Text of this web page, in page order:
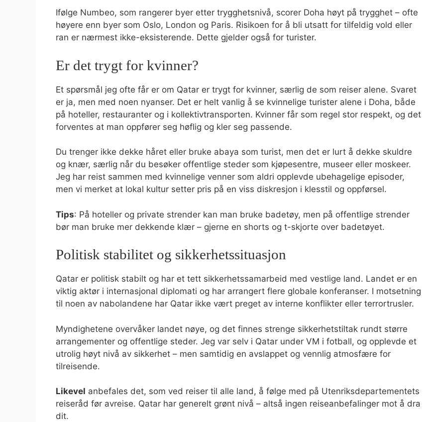
Ifølge Numbeo, som rangerer byer etter trygghetsnivå, scorer Doha høyt på trygghet – ofte
høyere enn byer som Oslo, London og Paris. Risikoen for å bli utsatt for tilfeldig vold eller
ran er nærmest ikke-eksisterende. Dette gjelder også for turister.
Er det trygt for kvinner?
Et spørsmål jeg ofte får er om Qatar er trygt for kvinner, særlig de som reiser alene. Svaret
er ja, men med noen nyanser. Det er helt vanlig å se kvinnelige turister alene i Doha, både
på hoteller, restauranter og i kollektivtransporten. Kvinner får som regel stor respekt, og det
forventes at man oppfører seg høflig og kler seg passende.
Du trenger ikke dekke håret eller bruke abaya som turist, men det er lurt å dekke skuldre
og knær, særlig når du besøker offentlige steder som kjøpesentre, museer eller moskeer.
Jeg har reist sammen med kvinnelige venner som aldri opplevde ubehagelige episoder,
men vi merket at lokal kultur setter pris på en viss diskresjon i klesstil og oppførsel.
Tips: På hoteller og private strender kan man bruke badetøy, men på offentlige strender
bør man bruke mer dekkende klær – gjerne en shorts og t-skjorte over badetøyet.
Politisk stabilitet og sikkerhetssituasjon
Qatar er politisk stabilt og har et tett sikkerhetssamarbeid med vestlige land. Landet er en
viktig aktør i internasjonal diplomati og har arrangert flere globale konferanser. I motsetning
til noen av nabolandene har Qatar ikke vært preget av interne konflikter eller terrortrusler.
Myndighetene overvåker landet nøye, og det finnes strenge sikkerhetstiltak rundt større
arrangementer og offentlige steder. Jeg var selv i Qatar under VM i fotball, og opplevde et
utrolig høyt nivå av sikkerhet – men samtidig en avslappet og vennlig atmosfære for
tilreisende.
Likevel anbefales det, som ved reiser til alle land, å følge med på Utenriksdepartementets
reiseråd før avreise. Qatar har generelt grønt nivå – altså ingen reiseanbefalinger mot å dra
dit.